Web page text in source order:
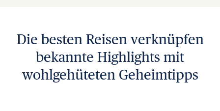
Die besten Reisen verknüpfen
bekannte Highlights mit
wohlgehüteten Geheimtipps